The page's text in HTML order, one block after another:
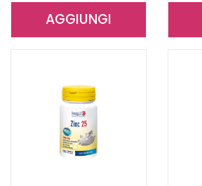
AGGIUNGIAGGIUNGI ALKIMO